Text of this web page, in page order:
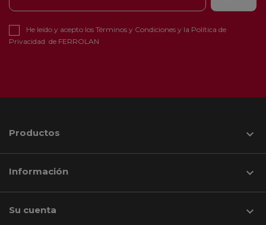
He leído y acepto los Términos y Condiciones y la Política de
Privacidad de FERROLAN
Productos 
Información 
Su cuenta 